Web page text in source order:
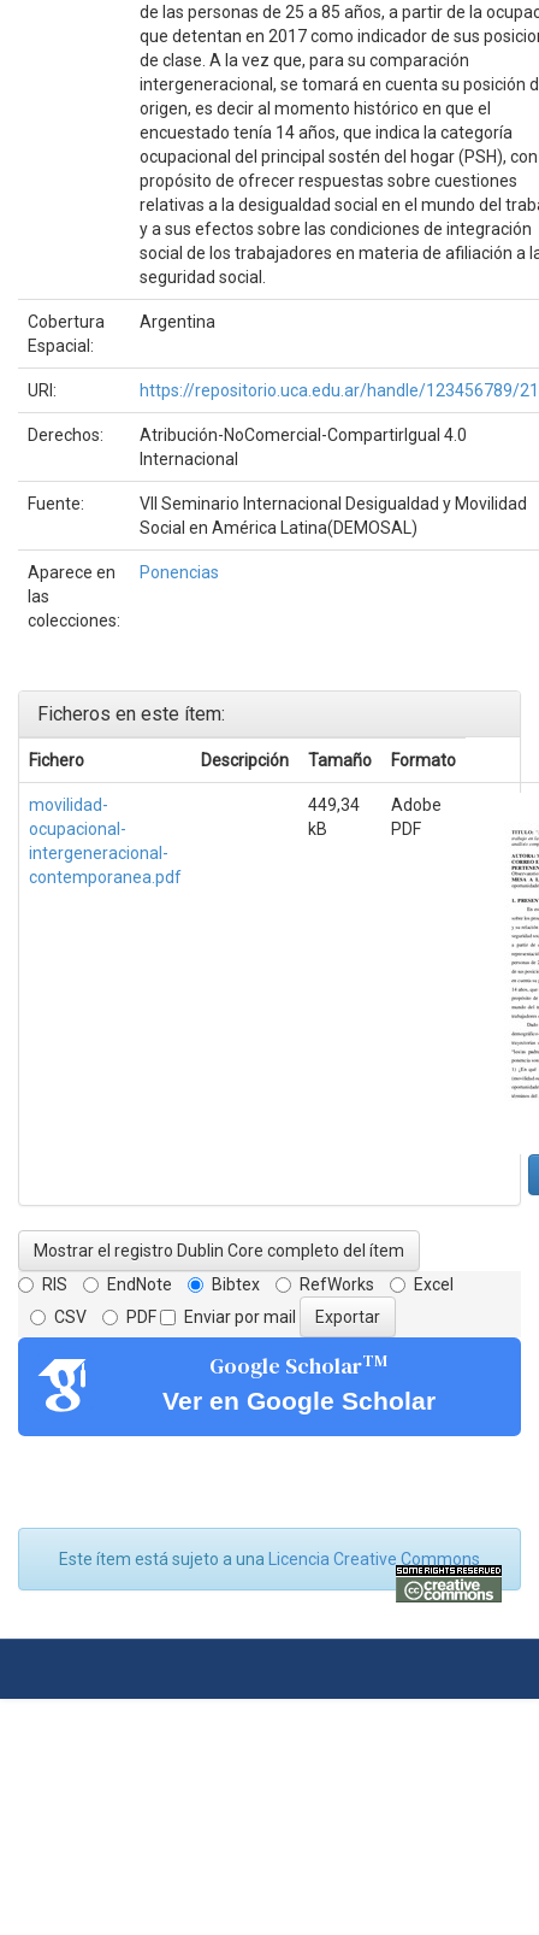
de las personas de 25 a 85 años, a partir de la
que detentan en 2017 como indicador de sus
de clase. A la vez que, para su comparación
intergeneracional, se tomará en cuenta su posición
origen, es decir al momento histórico en que el
encuestado tenía 14 años, que indica la categoría
ocupacional del principal sostén del hogar (PSH),
propósito de ofrecer respuestas sobre cuestiones
relativas a la desigualdad social en el mundo del
y a sus efectos sobre las condiciones de integración
social de los trabajadores en materia de afiliación a
seguridad social.
Cobertura
Espacial:
Argentina
URI: https://repositorio.uca.edu.ar/handle/123456789/
Derechos:
Atribución-NoComercial-CompartirIgual 4.0
Internacional
Fuente:
VII Seminario Internacional Desigualdad y Movilidad
Social en América Latina(DEMOSAL)
Aparece en
las
colecciones:
Ponencias
Ficheros en este ítem:
Fichero Descripción Tamaño Formato
movilidad-
ocupacional-
intergeneracional-
contemporanea.pdf
449,34
kB
Adobe
PDF
Mostrar el registro Dublin Core completo del ítem
RIS
EndNote Bibtex RefWorks
Excel
CSV
PDF Enviar por mail
Google ScholarTM
Ver en Google Scholar
Este ítem está sujeto a una Licencia Creative Commons